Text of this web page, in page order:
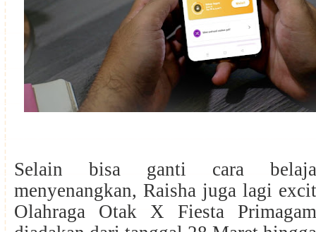
Selain bisa ganti cara
menyenangkan, Raisha juga lagi
Olahraga Otak X Fiesta